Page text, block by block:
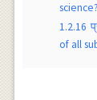
1.2.16
of all